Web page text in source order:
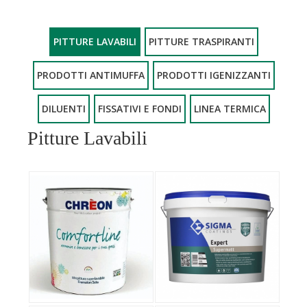
PITTURE LAVABILI PITTURE TRASPIRANTI
PRODOTTI ANTIMUFFA PRODOTTI IGENIZZANTI
DILUENTI FISSATIVI E FONDI LINEA TERMICA
Pitture Lavabili